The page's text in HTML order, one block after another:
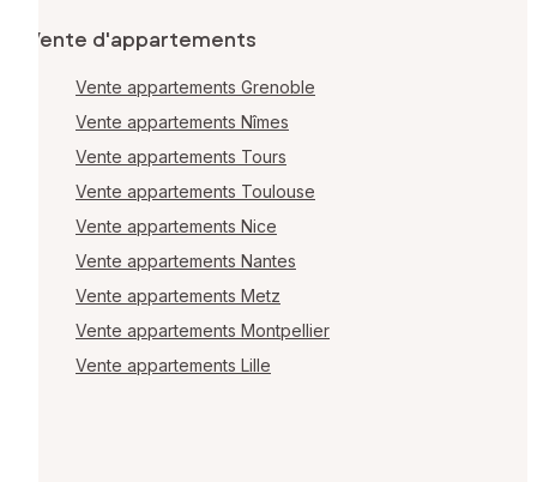
Vente d'appartements
Vente appartements Grenoble
Vente appartements Nîmes
Vente appartements Tours
Vente appartements Toulouse
Vente appartements Nice
Vente appartements Nantes
Vente appartements Metz
Vente appartements Montpellier
Vente appartements Lille